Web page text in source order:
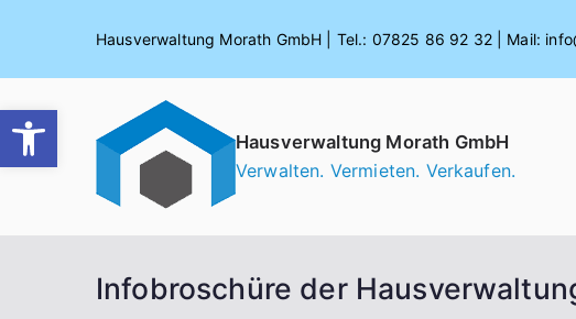
springen
Hausverwaltung Morath GmbH | Tel.: 07825 86 92 32 | Mail:
Hausverwaltung Morath GmbH
Verwalten. Vermieten. Verkaufen.
Infobroschüre der
Werkzeugleiste öffnen